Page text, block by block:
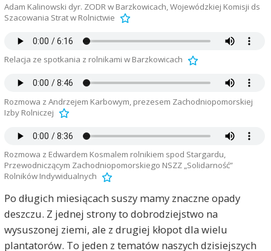
Adam Kalinowski dyr. ZODR w Barzkowicach, Wojewódzkiej Komisji ds
Szacowania Strat w Rolnictwie
Relacja ze spotkania z rolnikami w Barzkowicach
Rozmowa z Andrzejem Karbowym, prezesem Zachodniopomorskiej
Izby Rolniczej
Rozmowa z Edwardem Kosmalem rolnikiem spod Stargardu,
Przewodniczącym Zachodniopomorskiego NSZZ „Solidarność”
Rolników Indywidualnych
Po długich miesiącach suszy mamy znaczne opady
deszczu. Z jednej strony to dobrodziejstwo na
wysuszonej ziemi, ale z drugiej kłopot dla wielu
plantatorów. To jeden z tematów naszych dzisiejszych